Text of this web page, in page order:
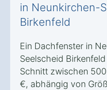
in Neunkirchen-
Birkenfeld
Ein Dachfenster in
Seelscheid
Schnitt zwischen
€, abhängig von